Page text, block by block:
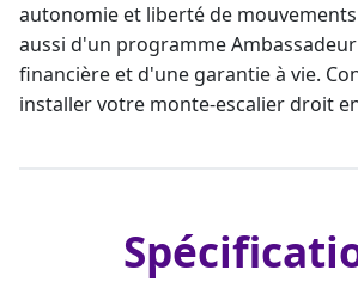
autonomie et liberté de
aussi d'un programme
financière et d'une garantie à vie.
installer votre monte-escalierdroit